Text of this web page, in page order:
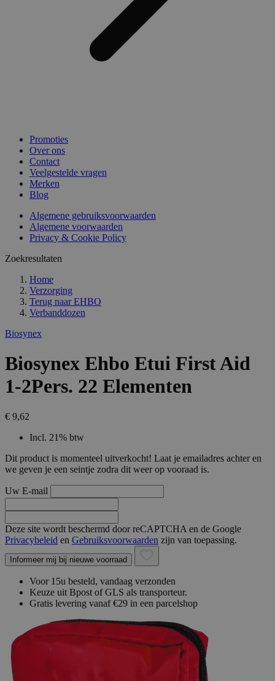
Promoties
Over ons
Contact
Veelgestelde vragen
Merken
Blog
Algemene gebruiksvoorwaarden
Algemene voorwaarden
Privacy & Cookie Policy
Zoekresultaten
Home
Verzorging
Terug naar EHBO
Verbanddozen
Biosynex
Biosynex Ehbo Etui First Aid
1-2Pers. 22 Elementen
€ 9,62
Incl. 21% btw
Dit product is momenteel uitverkocht! Laat je emailadres achter en
we geven je een seintje zodra dit weer op vooraad is.
Uw E-mail
Deze site wordt beschermd door reCAPTCHA en de Google
Privacybeleid en Gebruiksvoorwaarden zijn van toepassing.
Informeer mij bij nieuwe voorraad
Voor 15u besteld, vandaag verzonden
Keuze uit Bpost of GLS als transporteur.
Gratis levering vanaf €29 in een parcelshop